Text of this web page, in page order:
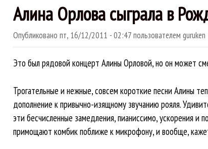
Алина Орлова сыграла в
Опубликовано пт, 16/12/2011 - 02:47пользователем guruken
Это был рядовой концерт Алины Орловой, но он может
Трогательные и нежные, совсем короткие песни Алины
дополнение к привычно-изящному звучанию рояля.
эти бесчисленные замедления, пианиссимо, ускорения
примощают комбик поближе к микрофону, и вообще,